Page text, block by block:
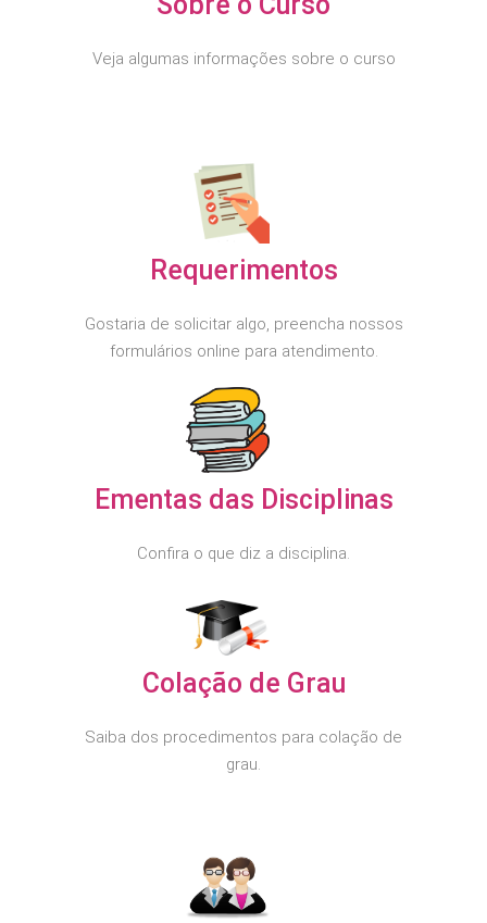
Veja algumas informações sobre o curso
Requerimentos
Gostaria de solicitar algo, preencha nossos
formulários online para atendimento.
Ementas das Disciplinas
Confira o que diz a disciplina.
Colação de Grau
Saiba dos procedimentos para colação de
grau.